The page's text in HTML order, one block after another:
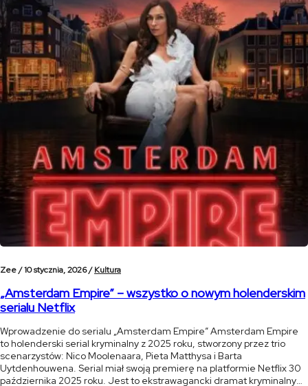
Zee /10 stycznia, 2026 /Kultura
„Amsterdam Empire” – wszystko o nowym holenderskim
serialu Netflix
Wprowadzenie do serialu „Amsterdam Empire” Amsterdam Empire
to holenderski serial kryminalny z 2025 roku, stworzony przez trio
scenarzystów: Nico Moolenaara, Pieta Matthysa i Barta
Uytdenhouwena. Serial miał swoją premierę na platformie Netflix 30
października 2025 roku. Jest to ekstrawagancki dramat kryminalny